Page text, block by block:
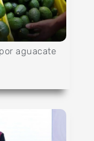
aguacate